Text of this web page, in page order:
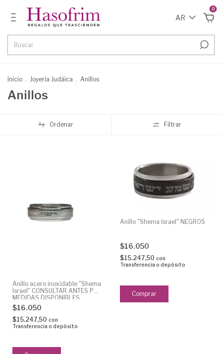
AR
0
Inicio . Joyería Judáica . Anillos
Anillos
Ordenar Filtrar
Anillo acero inoxidable "Shema
Israel" CONSULTAR ANTES POR
MEDIDAS DISPONIBLES
$16.050
$15.247,50 con
Transferencia o depósito
Anillo "Shema Israel" NEGROS
$16.050
$15.247,50 con
Transferencia o depósito